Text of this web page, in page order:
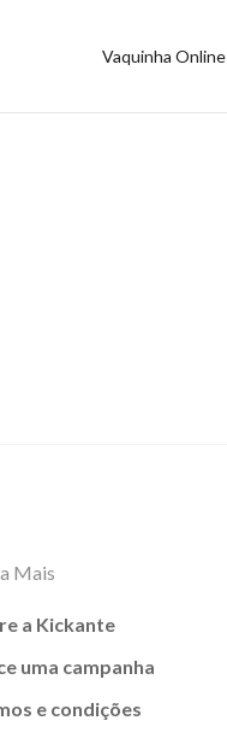
Vaquinha Online
Mais
a Kickante
uma campanha
e condições